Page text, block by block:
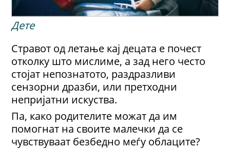
Дете
Стравот од летање кај децата е почест
отколку што мислиме, а зад него често
стојат непознатото, раздразливи
сензорни дразби, или претходни
непријатни искуства.
Па, како родителите можат да им
помогнат на своите малечки да се
чувствуваат безбедно меѓу облаците?